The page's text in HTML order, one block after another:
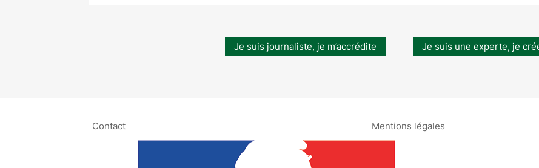
Je suis journaliste, je m’accrédite Je suis une experte, je
Contact Mentions légales